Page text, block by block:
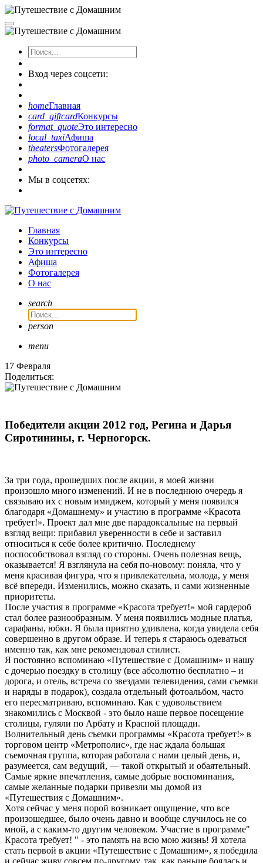
Вход через соцсети:
homeГлавная
card_giftcardКонкурсы
format_quoteЭто интересно
local_taxiАфиша
theatersФотогалерея
photo_cameraО нас
Мы в соцсетях:
Главная
Конкурсы
Это интересно
Афиша
Фотогалерея
О нас
search
person
menu
17 Февраля
Поделиться:
Победители акции 2012 год, Регина и Дарья
Сиротинины, г. Черногорск.
За три года, прошедших после акции, в моей жизни
произошло много изменений. И не в последнюю очередь я
связываю их с новым имиджем, который у меня появился
благодаря «Домашнему» и участию в программе «Красота
требует!». Проект дал мне две парадоксальные на первый
взгляд вещи: прибавил уверенности в себе и заставил
относиться к себе более критично. Последнему
поспособствовал взгляд со стороны. Очень полезная вещь,
оказывается! Я взглянула на себя по-новому: поняла, что у
меня красивая фигура, что я привлекательна, молода, у меня
всё впереди. Изменились, можно сказать, и сами жизненные
приоритеты.
После участия в программе «Красота требует!» мой гардероб
стал более разнообразным. У меня появились модные платья,
сарафаны, юбки. Я была приятно удивлена, когда увидела себя
совершенно в другом образе. И теперь я стараюсь одеваться
именно так, как мне рекомендовал стилист.
Я постоянно вспоминаю «Путешествие с Домашним» и нашу
с дочерью поездку в столицу (все абсолютно бесплатно – и
дорога, и отель, встреча со звездами телевидения, сами съемки
и наряды в подарок), создала отдельный фотоальбом, часто
его пересматриваю, вспоминаю. Как с удовольствием
знакомились с Москвой - это было наше первое посещение
столицы, гуляли по Арбату и Красной площади.
Волнительный день съемки программы «Красота требует!» в
торговом центр «Метрополис», где нас ждала большая
съемочная группа, которая работала с нами целый день, и,
разумеется, сам ведущий, — такой открытый и обаятельный.
Самые яркие впечатления, самые добрые воспоминания,
самые желанные подарки привезли мы домой из
«Путешествия с Домашним».
Хотя сейчас у меня порой возникает ощущение, что все
произошедшее, было очень давно и вообще случилось не со
мной, а с каким-то другим человеком. Участие в программе"
Красота требует! " - это память на всю мою жизнь! Я хотела
стать первой в акции «Путешествие с Домашним», я победила